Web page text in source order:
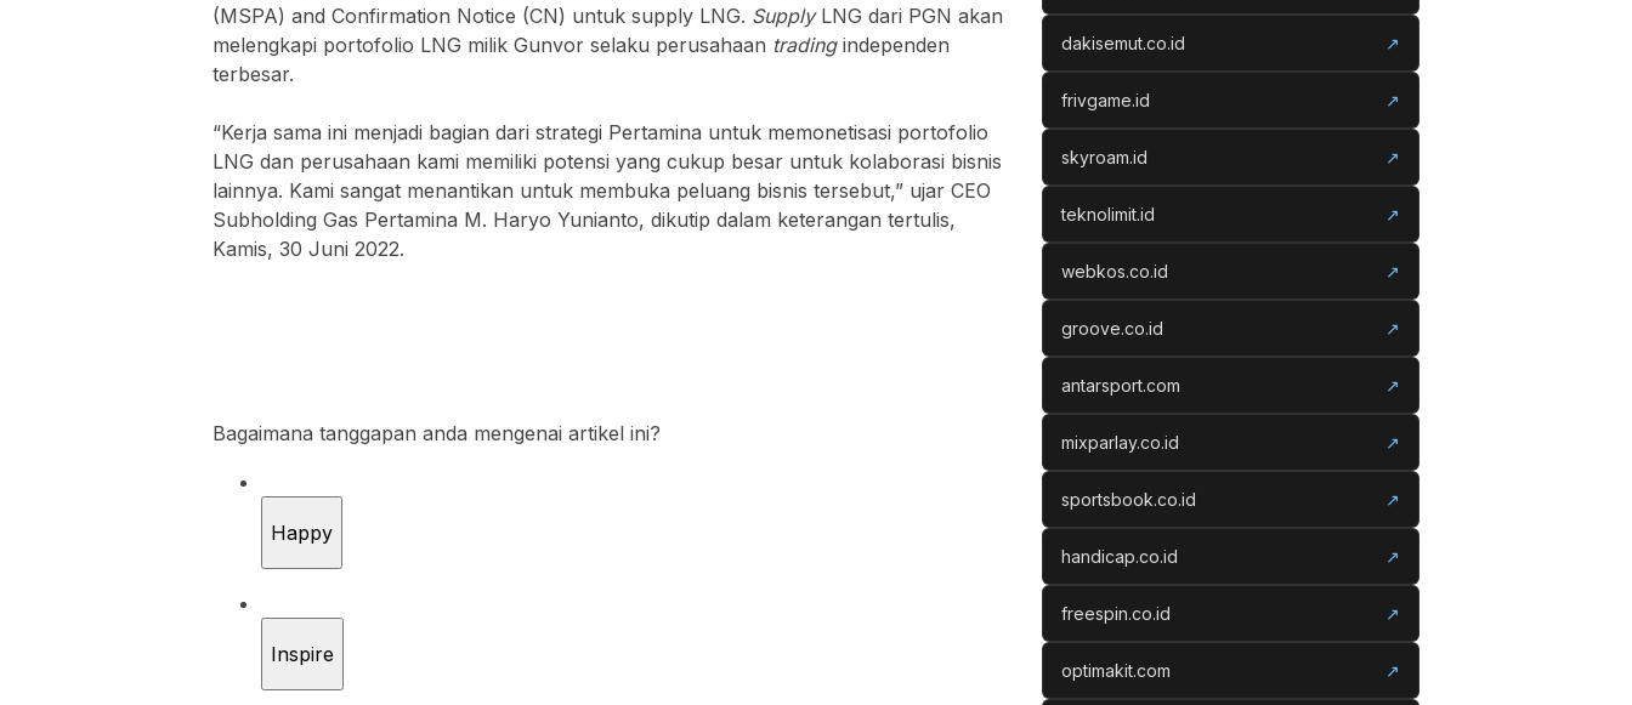
(MSPA) and Confirmation Notice (CN) untuk supply LNG. Supply LNG dari PGN akan
melengkapi portofolio LNG milik Gunvor selaku perusahaan trading independen
terbesar.
“Kerja sama ini menjadi bagian dari strategi Pertamina untuk memonetisasi portofolio
LNG dan perusahaan kami memiliki potensi yang cukup besar untuk kolaborasi bisnis
lainnya. Kami sangat menantikan untuk membuka peluang bisnis tersebut,” ujar CEO
Subholding Gas Pertamina M. Haryo Yunianto, dikutip dalam keterangan tertulis,
Kamis, 30 Juni 2022.
Bagaimana tanggapan anda mengenai artikel ini?
Happy
Inspire
dakisemut.co.id ↗
frivgame.id ↗
skyroam.id ↗
teknolimit.id ↗
webkos.co.id ↗
groove.co.id ↗
antarsport.com ↗
mixparlay.co.id ↗
sportsbook.co.id ↗
handicap.co.id ↗
freespin.co.id ↗
optimakit.com ↗